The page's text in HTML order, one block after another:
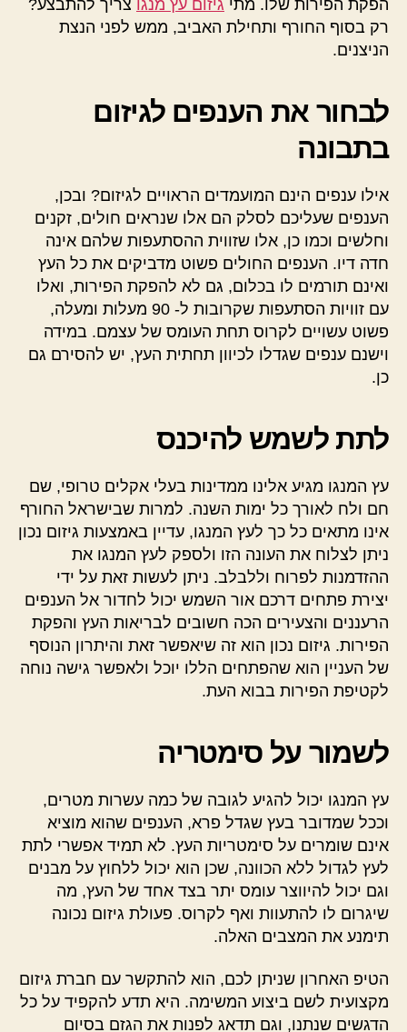
הפקת הפירות שלו. מתי גיזום עץ מנגו צריך להתבצע?
רק בסוף החורף ותחילת האביב, ממש לפני הנצת
הניצנים.
לבחור את הענפים לגיזום
בתבונה
אילו ענפים הינם המועמדים הראויים לגיזום? ובכן,
הענפים שעליכם לסלק הם אלו שנראים חולים, זקנים
וחלשים וכמו כן, אלו שזווית ההסתעפות שלהם אינה
חדה דיו. הענפים החולים פשוט מדביקים את כל העץ
ואינם תורמים לו בכלום, גם לא להפקת הפירות, ואלו
עם זוויות הסתעפות שקרובות ל- 90 מעלות ומעלה,
פשוט עשויים לקרוס תחת העומס של עצמם. במידה
וישנם ענפים שגדלו לכיוון תחתית העץ, יש להסירם גם
כן.
לתת לשמש להיכנס
עץ המנגו מגיע אלינו ממדינות בעלי אקלים טרופי, שם
חם ולח לאורך כל ימות השנה. למרות שבישראל החורף
אינו מתאים כל כך לעץ המנגו, עדיין באמצעות גיזום נכון
ניתן לצלוח את העונה הזו ולספק לעץ המנגו את
ההזדמנות לפרוח וללבלב. ניתן לעשות זאת על ידי
יצירת פתחים דרכם אור השמש יכול לחדור אל הענפים
הרעננים והצעירים הכה חשובים לבריאות העץ והפקת
הפירות. גיזום נכון הוא זה שיאפשר זאת והיתרון הנוסף
של העניין הוא שהפתחים הללו יוכל ולאפשר גישה נוחה
לקטיפת הפירות בבוא העת.
לשמור על סימטריה
עץ המנגו יכול להגיע לגובה של כמה עשרות מטרים,
וככל שמדובר בעץ שגדל פרא, הענפים שהוא מוציא
אינם שומרים על סימטריות העץ. לא תמיד אפשרי לתת
לעץ לגדול ללא הכוונה, שכן הוא יכול ללחוץ על מבנים
וגם יכול להיווצר עומס יתר בצד אחד של העץ, מה
שיגרום לו להתעוות ואף לקרוס. פעולת גיזום נכונה
תימנע את המצבים האלה.
הטיפ האחרון שניתן לכם, הוא להתקשר עם חברת גיזום
מקצועית לשם ביצוע המשימה. היא תדע להקפיד על כל
הדגשים שנתנו, וגם תדאג לפנות את הגזם בסיום